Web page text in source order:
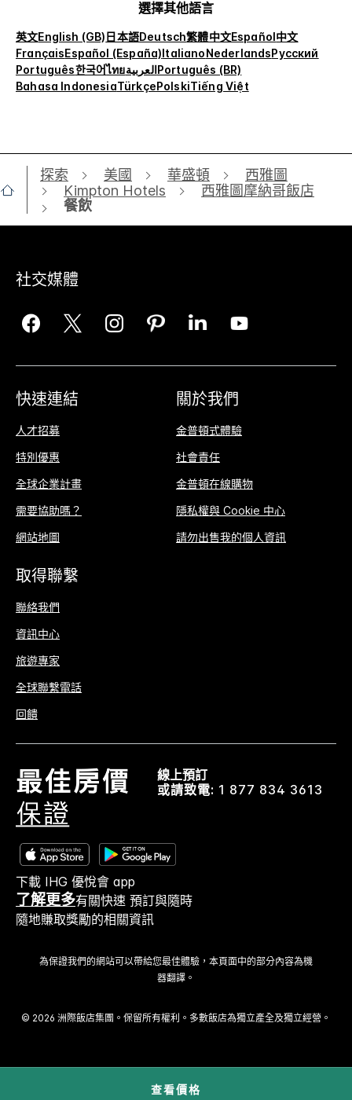
查看價格
選擇其他語言
英文English (GB)日本語Deutsch繁體中文Español中文
FrançaisEspañol (España)ItalianoNederlandsРусский
Português한국어ไทยالعربيةPortuguês (BR)
Bahasa IndonesiaTürkçePolskiTiếng Việt
探索 美國 華盛頓
西雅圖
Kimpton Hotels
西雅圖摩納哥飯店
餐飲
社交媒體
快速連結
人才招募
特別優惠
全球企業計畫
需要協助嗎？
網站地圖
關於我們
金普頓式體驗
社會責任
金普頓在線購物
隱私權與 Cookie 中心
請勿出售我的個人資訊
取得聯繫
聯絡我們
資訊中心
旅遊專家
全球聯繫電話
回饋
線上預訂
或請致電: 1 877 834 3613
下載 IHG 優悅會 app
了解更多有關快速 預訂與隨時
隨地賺取獎勵的相關資訊
為保證我們的網站可以帶給您最佳體驗，本頁面中的部分內容為機
器翻譯。
© 2026 洲際飯店集團。保留所有權利。多數飯店為獨立產全及獨立經營。